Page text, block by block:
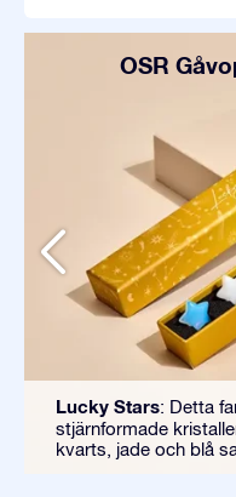
OSR
Lucky Stars: Detta
stjärnformade
kvarts, jade och blå